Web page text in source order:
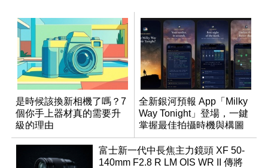
是時候該換新相機了嗎？7
個你手上器材真的需要升
級的理由
全新銀河預報 App「Milky
Way Tonight」登場，一鍵
掌握最佳拍攝時機與構圖
富士新一代中長焦主力鏡頭 XF 50-
140mm F2.8 R LM OIS WR II 傳將